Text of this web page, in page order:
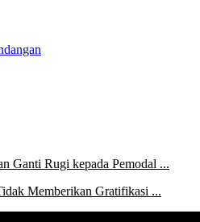
Ganti Rugi kepada Pemodal ...
Memberikan Gratifikasi ...